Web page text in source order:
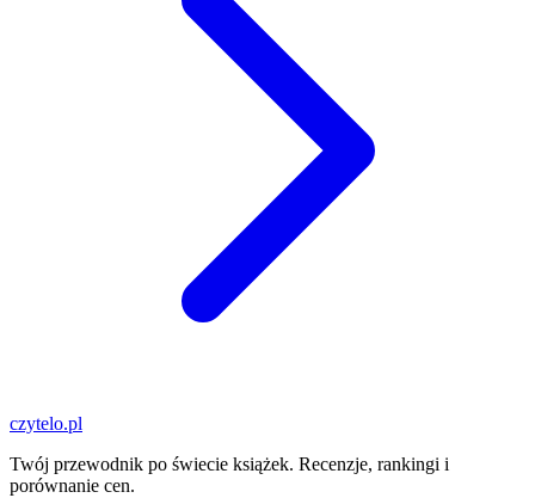
czytelo.pl
Twój przewodnik po świecie książek. Recenzje, rankingi i
porównanie cen.